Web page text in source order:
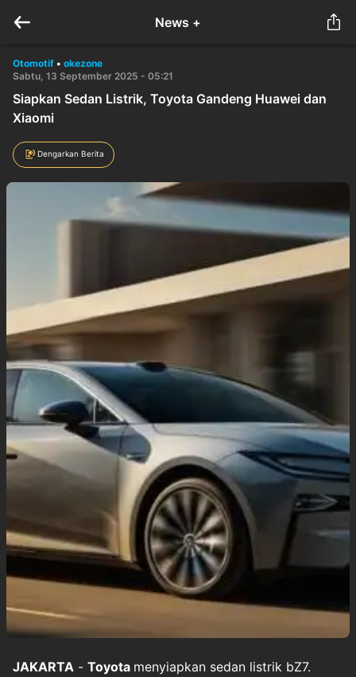
News +
Otomotif • okezone
Sabtu, 13 September 2025 - 05:21
Siapkan Sedan Listrik, Toyota Gandeng Huawei dan
Xiaomi
Dengarkan Berita
JAKARTA - Toyota menyiapkan sedan listrik bZ7.